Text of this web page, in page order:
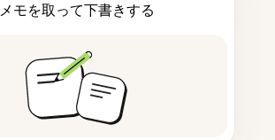
メモを取って下書きする